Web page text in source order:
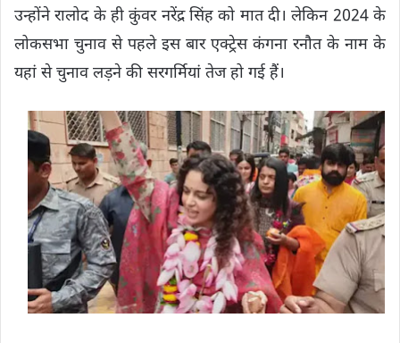
उन्होंने रालोद के ही कुंवर नरेंद्र सिंह को मात दी। लेकिन 2024 के
लोकसभा चुनाव से पहले इस बार एक्ट्रेस कंगना रनौत के नाम के
यहां से चुनाव लड़ने की सरगर्मियां तेज हो गई हैं।